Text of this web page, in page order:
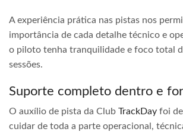
A experiência prática nas pistas nos
importância de cada detalhe técnico e
o piloto tenha tranquilidade e foco total
sessões.
Suporte completo dentro e
O auxílio de pista da Club TrackDay foi
cuidar de toda a parte operacional,